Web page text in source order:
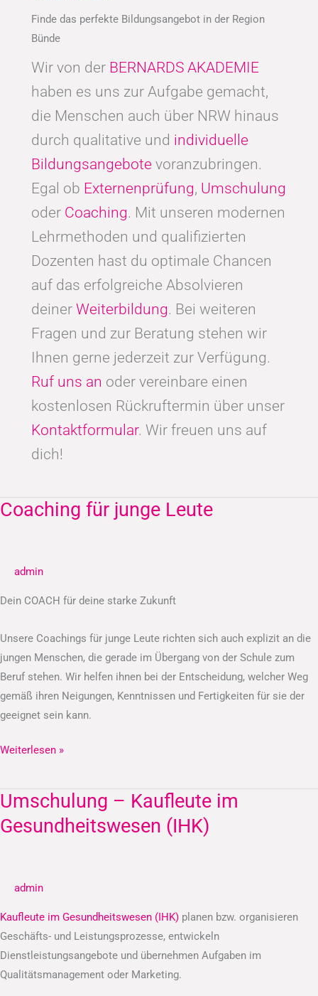
Finde das perfekte Bildungsangebot in der Region
Bünde
Wir von der BERNARDS AKADEMIE
haben es uns zur Aufgabe gemacht,
die Menschen auch über NRW hinaus
durch qualitative und individuelle
Bildungsangebote voranzubringen.
Egal ob Externenprüfung, Umschulung
oder Coaching. Mit unseren modernen
Lehrmethoden und qualifizierten
Dozenten hast du optimale Chancen
auf das erfolgreiche Absolvieren
deiner Weiterbildung. Bei weiteren
Fragen und zur Beratung stehen wir
Ihnen gerne jederzeit zur Verfügung.
Ruf uns an oder vereinbare einen
kostenlosen Rückruftermin über unser
Kontaktformular. Wir freuen uns auf
dich!
Coaching für junge Leute
admin
Dein COACH für deine starke Zukunft
Unsere Coachings für junge Leute richten sich auch explizit an die
jungen Menschen, die gerade im Übergang von der Schule zum
Beruf stehen. Wir helfen ihnen bei der Entscheidung, welcher Weg
gemäß ihren Neigungen, Kenntnissen und Fertigkeiten für sie der
geeignet sein kann.
Coaching
Leute
Weiterlesen »
Umschulung – Kaufleute im
Gesundheitswesen (IHK)
admin
Kaufleute im Gesundheitswesen (IHK) planen bzw. organisieren
Geschäfts- und Leistungsprozesse, entwickeln
Dienstleistungsangebote und übernehmen Aufgaben im
Qualitätsmanagement oder Marketing.
Umschulung
–
Kaufleute
(IHK)